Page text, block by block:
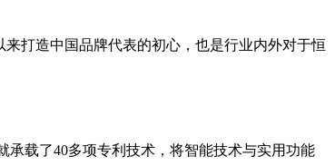
打造中国品牌代表的初心，也是行业内外对于恒
承载了40多项专利技术，将智能技术与实用功能